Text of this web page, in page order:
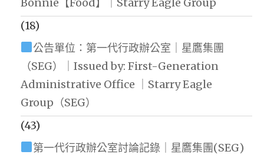
(18)
公告單位：第一代行政辦公室｜星鷹集團
（SEG）｜Issued by: First-Generation
Administrative Office ｜Starry Eagle
Group（SEG）
(43)
第一代行政辦公室討論記錄｜星鷹集團(SEG)